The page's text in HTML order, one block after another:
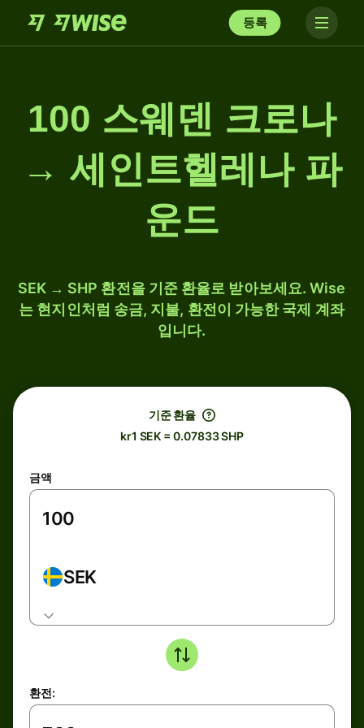
등록
100 스웨덴 크로나
→ 세인트헬레나 파
운드
SEK → SHP 환전을 기준 환율로 받아보세요. Wise
는 현지인처럼 송금, 지불, 환전이 가능한 국제 계좌
입니다.
기준 환율
kr1 SEK = 0.07833 SHP
금액
SEK
환전: